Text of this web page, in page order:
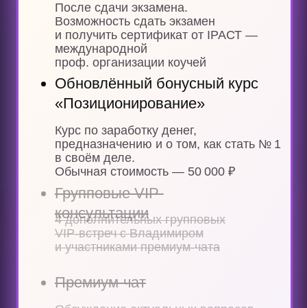
Личный кабинет
Онлайн-эфиры
с Татьяной
Баренцевой
6 живых онлайн-встреч
вопросов участников в прямом
эфире
Онлайн-эфиры
с Владимиром Древс
с Владимиром с разборами
вопросов участников в прямом
эфире
5 глубинных техник ТВП Pro
Новые углублённые
и профессиональные
практики
с практическими заданиями